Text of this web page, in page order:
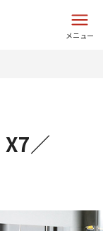
メニュー
／